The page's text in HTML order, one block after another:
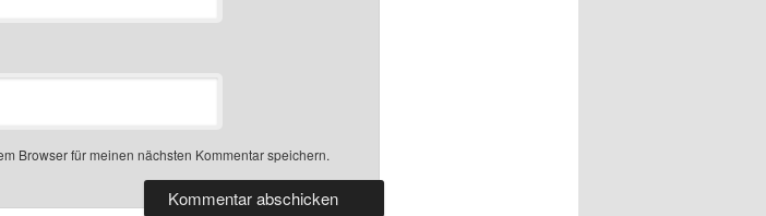
Browser für meinen nächsten Kommentar speichern.